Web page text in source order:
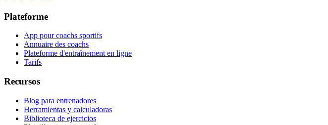
Plateforme
App pour coachs sportifs
Annuaire des coachs
Plateforme d'entraînement en ligne
Tarifs
Recursos
Blog para entrenadores
Herramientas y calculadoras
Biblioteca de ejercicios